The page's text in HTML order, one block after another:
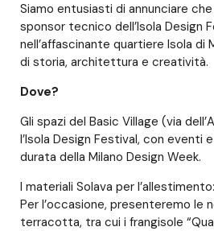
Siamo entusiasti di annunciare
sponsor tecnico dell’Isola Design
nell’affascinante quartiere Isola di
di storia, architettura e creatività.
Dove?
Gli spazi del Basic Village (via
l’Isola Design Festival, con
durata della Milano Design Week.
I materiali Solava per l’allestimento:
Per l’occasione, presenteremo le
terracotta, tra cui i frangisole